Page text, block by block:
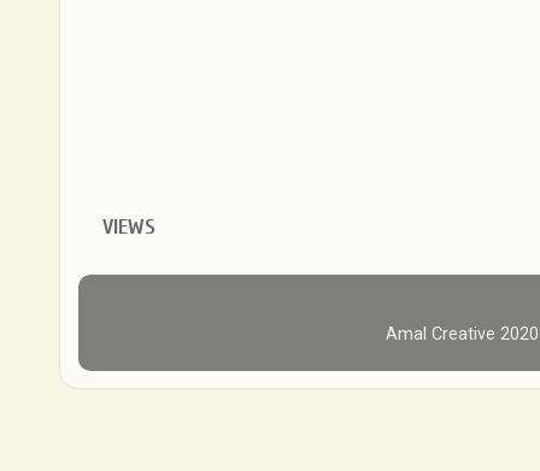
VIEWS
Amal Creative